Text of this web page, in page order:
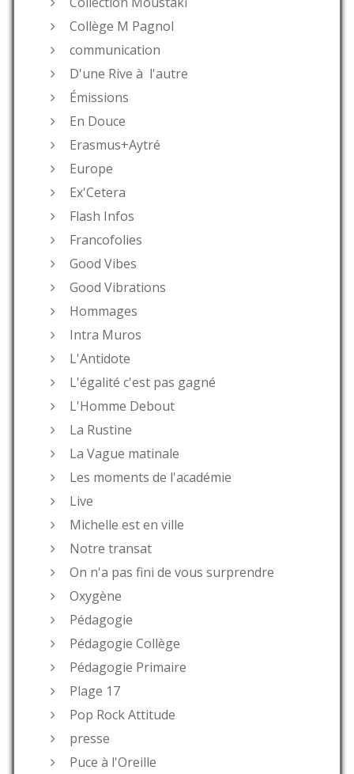
Collège M Pagnol
communication
D'une Rive à l'autre
Émissions
En Douce
Erasmus+Aytré
Europe
Ex'Cetera
Flash Infos
Francofolies
Good Vibes
Good Vibrations
Hommages
Intra Muros
L'Antidote
L'égalité c'est pas gagné
L'Homme Debout
La Rustine
La Vague matinale
Les moments de l'académie
Live
Michelle est en ville
Notre transat
On n'a pas fini de vous surprendre
Oxygène
Pédagogie
Pédagogie Collège
Pédagogie Primaire
Plage 17
Pop Rock Attitude
presse
Puce à l'Oreille